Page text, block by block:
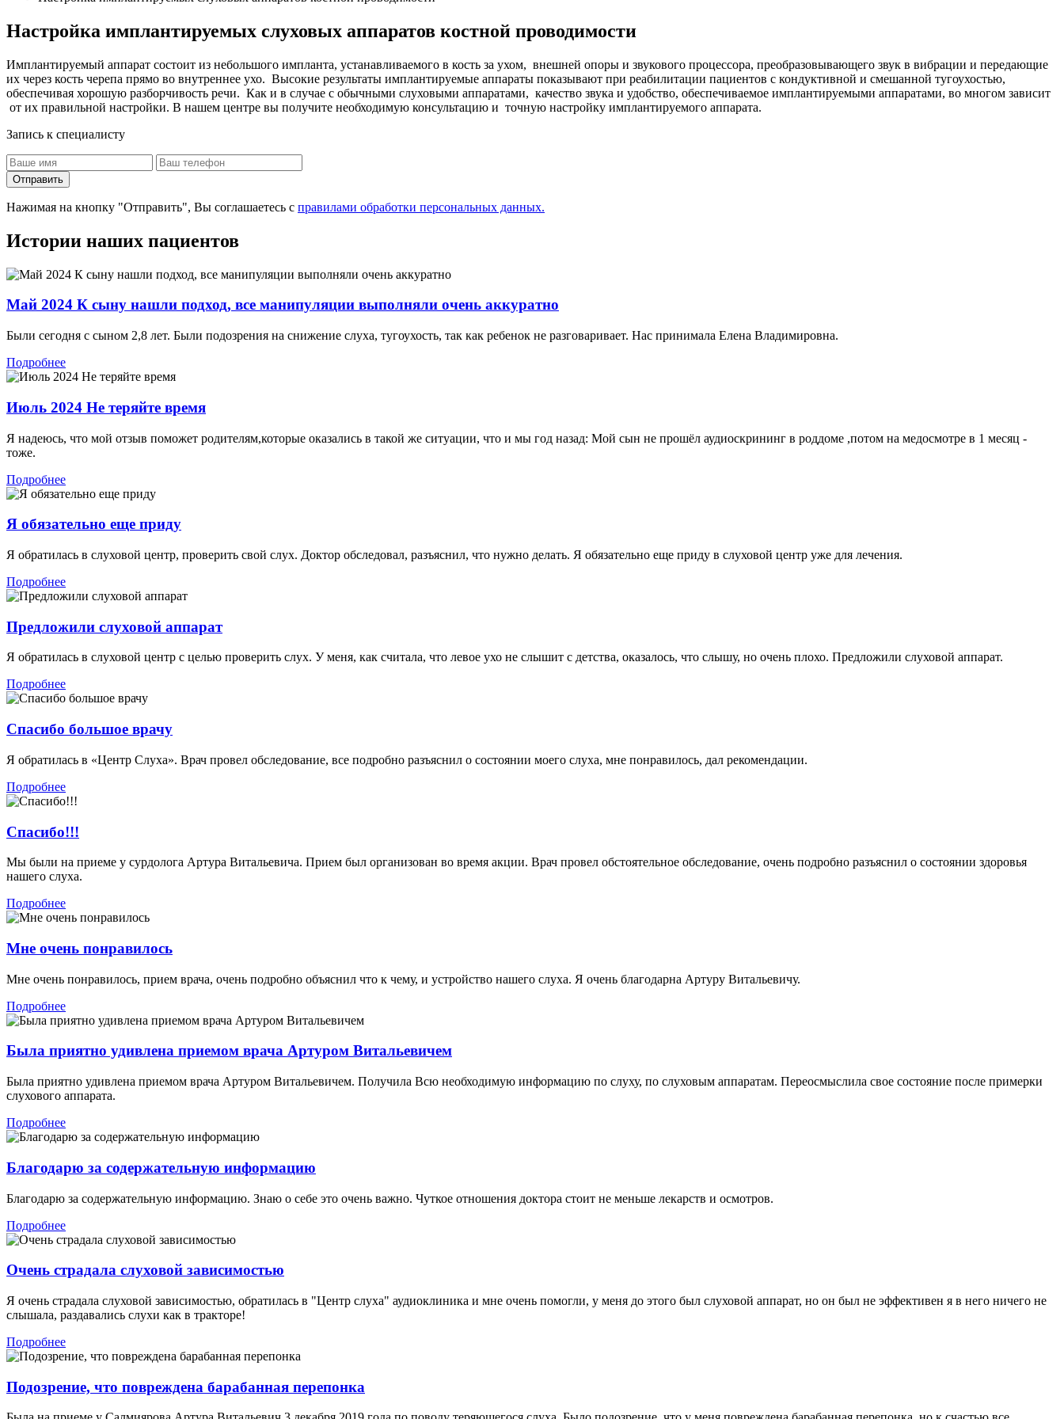
Настройка имплантируемых слуховых аппаратов костной проводимости
Имплантируемый аппарат состоит из небольшого импланта, устанавливаемого в кость за ухом, внешней опоры и звукового процессора, преобразовывающего звук в вибрации и передающие
их через кость черепа прямо во внутреннее ухо. Высокие результаты имплантируемые аппараты показывают при реабилитации пациентов с кондуктивной и смешанной тугоухостью,
обеспечивая хорошую разборчивость речи. Как и в случае с обычными слуховыми аппаратами, качество звука и удобство, обеспечиваемое имплантируемыми аппаратами, во многом зависит
от их правильной настройки. В нашем центре вы получите необходимую консультацию и точную настройку имплантируемого аппарата.
Запись к специалисту
Отправить
Нажимая на кнопку "Отправить", Вы соглашаетесь с правилами обработки персональных данных.
Истории наших пациентов
Май 2024 К сыну нашли подход, все манипуляции выполняли очень аккуратно
Были сегодня с сыном 2,8 лет. Были подозрения на снижение слуха, тугоухость, так как ребенок не разговаривает. Нас принимала Елена Владимировна.
Подробнее
Июль 2024 Не теряйте время
Я надеюсь, что мой отзыв поможет родителям,которые оказались в такой же ситуации, что и мы год назад: Мой сын не прошёл аудиоскрининг в роддоме ,потом на медосмотре в 1 месяц -
тоже.
Подробнее
Я обязательно еще приду
Я обратилась в слуховой центр, проверить свой слух. Доктор обследовал, разъяснил, что нужно делать. Я обязательно еще приду в слуховой центр уже для лечения.
Подробнее
Предложили слуховой аппарат
Я обратилась в слуховой центр с целью проверить слух. У меня, как считала, что левое ухо не слышит с детства, оказалось, что слышу, но очень плохо. Предложили слуховой аппарат.
Подробнее
Спасибо большое врачу
Я обратилась в «Центр Слуха». Врач провел обследование, все подробно разъяснил о состоянии моего слуха, мне понравилось, дал рекомендации.
Подробнее
Спасибо!!!
Мы были на приеме у сурдолога Артура Витальевича. Прием был организован во время акции. Врач провел обстоятельное обследование, очень подробно разъяснил о состоянии здоровья
нашего слуха.
Подробнее
Мне очень понравилось
Мне очень понравилось, прием врача, очень подробно объяснил что к чему, и устройство нашего слуха. Я очень благодарна Артуру Витальевичу.
Подробнее
Была приятно удивлена приемом врача Артуром Витальевичем
Была приятно удивлена приемом врача Артуром Витальевичем. Получила Всю необходимую информацию по слуху, по слуховым аппаратам. Переосмыслила свое состояние после примерки
слухового аппарата.
Подробнее
Благодарю за содержательную информацию
Благодарю за содержательную информацию. Знаю о себе это очень важно. Чуткое отношения доктора стоит не меньше лекарств и осмотров.
Подробнее
Очень страдала слуховой зависимостью
Я очень страдала слуховой зависимостью, обратилась в "Центр слуха" аудиоклиника и мне очень помогли, у меня до этого был слуховой аппарат, но он был не эффективен я в него ничего не
слышала, раздавались слухи как в тракторе!
Подробнее
Подозрение, что повреждена барабанная перепонка